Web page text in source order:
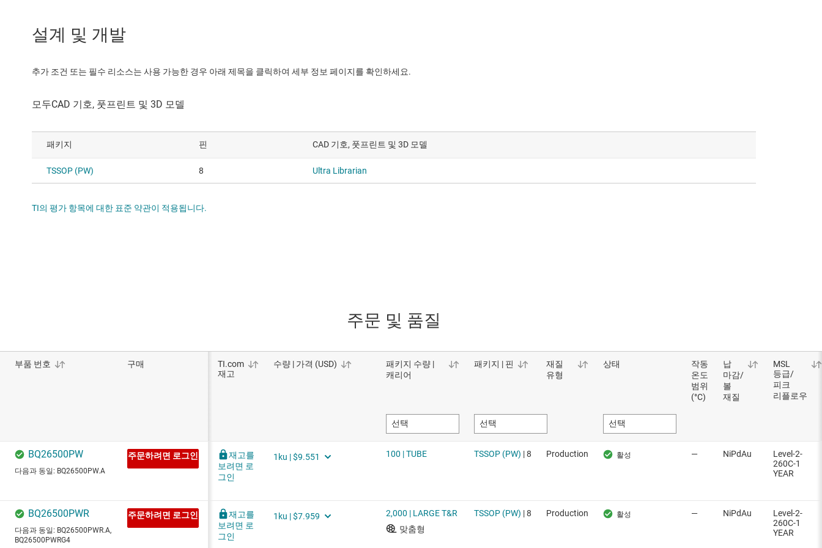
설계 및 개발
추가 조건 또는 필수 리소스는 사용 가능한 경우 아래 제목을 클릭하여 세부 정보 페이지를 확인하세요.
패키지 핀 CAD 기호, 풋프린트 및 3D 모델
TSSOP (PW) 8 Ultra Librarian
TI의 평가 항목에 대한 표준 약관이 적용됩니다.
주문 및 품질